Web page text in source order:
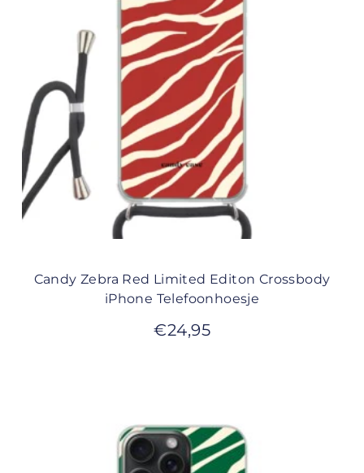
Candy Zebra Red Limited Editon Crossbody
iPhone Telefoonhoesje
€24,95